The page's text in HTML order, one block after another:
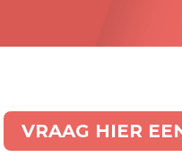
VRAAG HIER